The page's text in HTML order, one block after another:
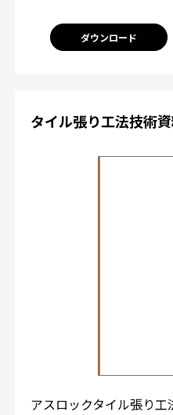
ダウンロード
タイル張り工法技術
アスロックタイル張り工